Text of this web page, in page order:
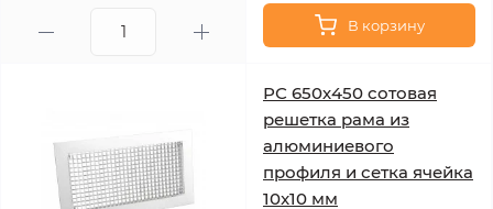
В корзину
РС 650х450 сотовая
решетка рама из
алюминиевого
профиля и сетка ячейка
10x10 мм